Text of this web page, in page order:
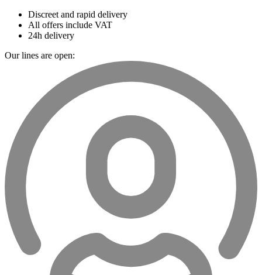
Discreet and rapid delivery
All offers include VAT
24h delivery
Our lines are open: